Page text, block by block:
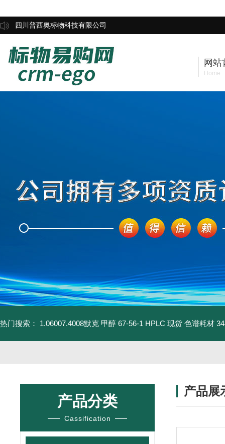
四川普西奥标物科技有限公司
网站
Home
热门搜索： 1.06007.4008默克 甲醇 67-56-1 HPLC 现货 色谱耗材
产品分类
Cassification
产品展